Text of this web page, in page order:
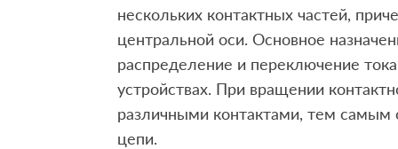
нескольких контактных частей,
центральной оси. Основное
распределение и переключение
устройствах. При вращении
различными контактами, тем самым
цепи.